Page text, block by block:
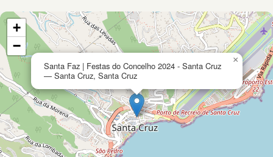
Santa Faz | Festas do Concelho 2024 - Santa Cruz
— Santa Cruz, Santa Cruz
×
+
−